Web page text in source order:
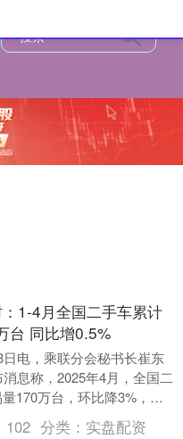
1-4月全国二手车累计
台 同比增0.5%
电，乘联分会秘书长崔东
息称，2025年4月，全国二
170万台，环比降3%，同
易金额为1102亿元....
102 分类： 实盘配资